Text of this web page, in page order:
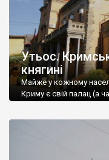
Утьос.
княгині
Майже у кожному
Криму є свій палац (а